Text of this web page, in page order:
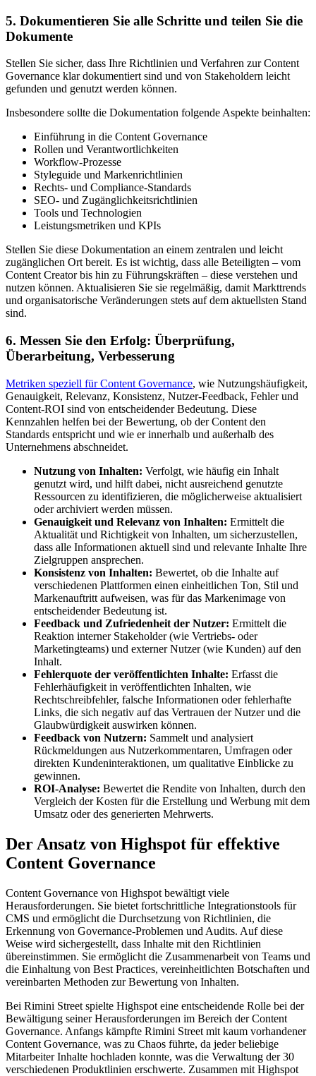
5. Dokumentieren Sie alle Schritte und teilen Sie die
Dokumente
Stellen Sie sicher, dass Ihre Richtlinien und Verfahren zur Content
Governance klar dokumentiert sind und von Stakeholdern leicht
gefunden und genutzt werden können.
Insbesondere sollte die Dokumentation folgende Aspekte beinhalten:
Einführung in die Content Governance
Rollen und Verantwortlichkeiten
Workflow-Prozesse
Styleguide und Markenrichtlinien
Rechts- und Compliance-Standards
SEO- und Zugänglichkeitsrichtlinien
Tools und Technologien
Leistungsmetriken und KPIs
Stellen Sie diese Dokumentation an einem zentralen und leicht
zugänglichen Ort bereit. Es ist wichtig, dass alle Beteiligten – vom
Content Creator bis hin zu Führungskräften – diese verstehen und
nutzen können. Aktualisieren Sie sie regelmäßig, damit Markttrends
und organisatorische Veränderungen stets auf dem aktuellsten Stand
sind.
6. Messen Sie den Erfolg: Überprüfung,
Überarbeitung, Verbesserung
Metriken speziell für Content Governance, wie Nutzungshäufigkeit,
Genauigkeit, Relevanz, Konsistenz, Nutzer-Feedback, Fehler und
Content-ROI sind von entscheidender Bedeutung. Diese
Kennzahlen helfen bei der Bewertung, ob der Content den
Standards entspricht und wie er innerhalb und außerhalb des
Unternehmens abschneidet.
Nutzung von Inhalten: Verfolgt, wie häufig ein Inhalt
genutzt wird, und hilft dabei, nicht ausreichend genutzte
Ressourcen zu identifizieren, die möglicherweise aktualisiert
oder archiviert werden müssen.
Genauigkeit und Relevanz von Inhalten: Ermittelt die
Aktualität und Richtigkeit von Inhalten, um sicherzustellen,
dass alle Informationen aktuell sind und relevante Inhalte Ihre
Zielgruppen ansprechen.
Konsistenz von Inhalten: Bewertet, ob die Inhalte auf
verschiedenen Plattformen einen einheitlichen Ton, Stil und
Markenauftritt aufweisen, was für das Markenimage von
entscheidender Bedeutung ist.
Feedback und Zufriedenheit der Nutzer: Ermittelt die
Reaktion interner Stakeholder (wie Vertriebs- oder
Marketingteams) und externer Nutzer (wie Kunden) auf den
Inhalt.
Fehlerquote der veröffentlichten Inhalte: Erfasst die
Fehlerhäufigkeit in veröffentlichten Inhalten, wie
Rechtschreibfehler, falsche Informationen oder fehlerhafte
Links, die sich negativ auf das Vertrauen der Nutzer und die
Glaubwürdigkeit auswirken können.
Feedback von Nutzern: Sammelt und analysiert
Rückmeldungen aus Nutzerkommentaren, Umfragen oder
direkten Kundeninteraktionen, um qualitative Einblicke zu
gewinnen.
ROI-Analyse: Bewertet die Rendite von Inhalten, durch den
Vergleich der Kosten für die Erstellung und Werbung mit dem
Umsatz oder des generierten Mehrwerts.
Der Ansatz von Highspot für effektive
Content Governance
Content Governance von Highspot bewältigt viele
Herausforderungen. Sie bietet fortschrittliche Integrationstools für
CMS und ermöglicht die Durchsetzung von Richtlinien, die
Erkennung von Governance-Problemen und Audits. Auf diese
Weise wird sichergestellt, dass Inhalte mit den Richtlinien
übereinstimmen. Sie ermöglicht die Zusammenarbeit von Teams und
die Einhaltung von Best Practices, vereinheitlichten Botschaften und
vereinbarten Methoden zur Bewertung von Inhalten.
Bei Rimini Street spielte Highspot eine entscheidende Rolle bei der
Bewältigung seiner Herausforderungen im Bereich der Content
Governance. Anfangs kämpfte Rimini Street mit kaum vorhandener
Content Governance, was zu Chaos führte, da jeder beliebige
Mitarbeiter Inhalte hochladen konnte, was die Verwaltung der 30
verschiedenen Produktlinien erschwerte. Zusammen mit Highspot